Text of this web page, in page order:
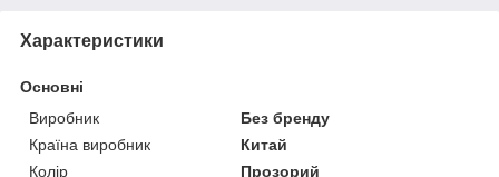
Характеристики
Основні
Виробник
Без бренду
Країна виробник
Китай
Колір
Прозорий